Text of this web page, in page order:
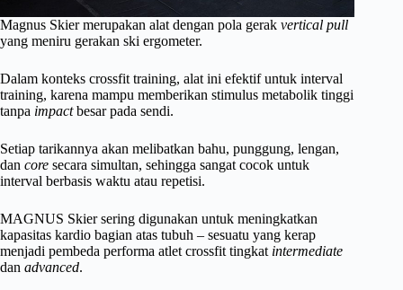
Magnus Skier merupakan alat dengan pola gerak vertical pull
yang meniru gerakan ski ergometer.
Dalam konteks crossfit training, alat ini efektif untuk interval
training, karena mampu memberikan stimulus metabolik tinggi
tanpa impactbesar pada sendi.
Setiap tarikannya akan melibatkan bahu, punggung, lengan,
dan core secara simultan, sehingga sangat cocok untuk
interval berbasis waktu atau repetisi.
MAGNUS Skier sering digunakan untuk meningkatkan
kapasitas kardio bagian atas tubuh – sesuatu yang kerap
menjadi pembeda performa atlet crossfit tingkat intermediate
dan advanced.